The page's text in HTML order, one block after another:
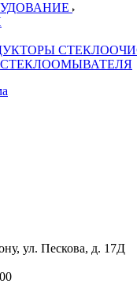
ул. Пескова, д. 17Д